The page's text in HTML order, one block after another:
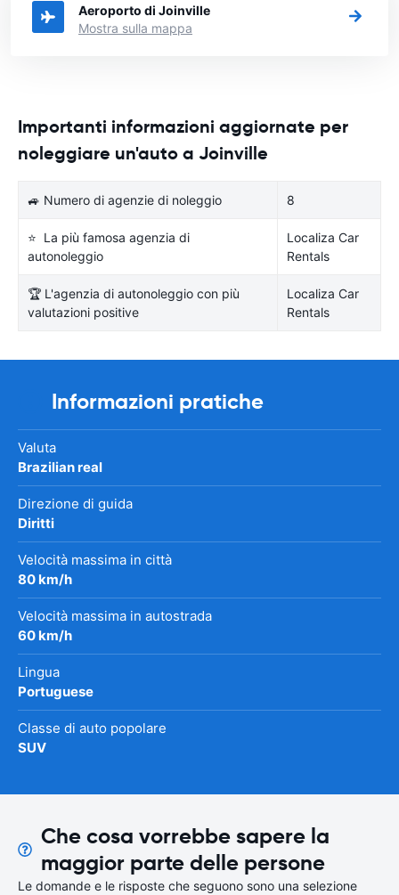
Aeroporto di Joinville
Mostra sulla mappa
Importanti informazioni aggiornate per
noleggiare un'auto a Joinville
🚙 Numero di agenzie di noleggio 8
⭐ La più famosa agenzia di
autonoleggio
Localiza Car
Rentals
🏆 L'agenzia di autonoleggio con più
valutazioni positive
Localiza Car
Rentals
Informazioni pratiche
Valuta
Brazilian real
Direzione di guida
Diritti
Velocità massima in città
80 km/h
Velocità massima in autostrada
60 km/h
Lingua
Portuguese
Classe di auto popolare
SUV
Che cosa vorrebbe sapere la
maggior parte delle persone
Le domande e le risposte che seguono sono una selezione